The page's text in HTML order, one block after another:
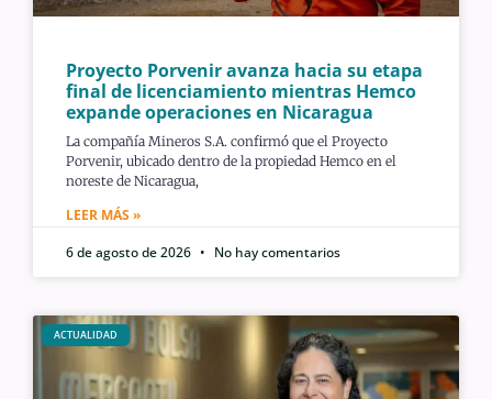
Proyecto Porvenir avanza hacia su etapa
final de licenciamiento mientras Hemco
expande operaciones en Nicaragua
La compañía Mineros S.A. confirmó que el Proyecto
Porvenir, ubicado dentro de la propiedad Hemco en el
noreste de Nicaragua,
LEER MÁS »
6 de agosto de 2026
No hay comentarios
ACTUALIDAD